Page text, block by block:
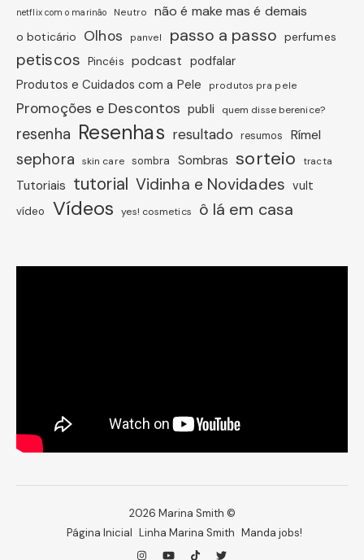
netflix com o marinão Neutro não é make mas é demais
o boticário Olhos panvel passo a passo perfumes
petiscos Pincéis podcast podfalar
Produtos e Cuidados com a Pele
produtos pra pele
Promoções e Descontos publi quem disse berenice?
resenha Resenhas resultado resumos Rímel
sephora skin care sombra Sombras sorteio tracta
Tutoriais tutorial Vidinha e Novidades vult
vídeo Vídeos yes! cosmetics ô lá em casa
2026 Marina Smith ©
Página Inicial Linha Marina Smith Manda jobs!